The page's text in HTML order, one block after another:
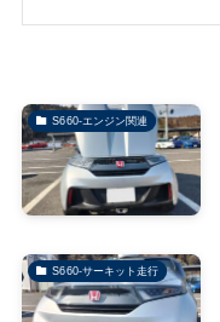
S660-エンジン関連
S660-サーキット走行